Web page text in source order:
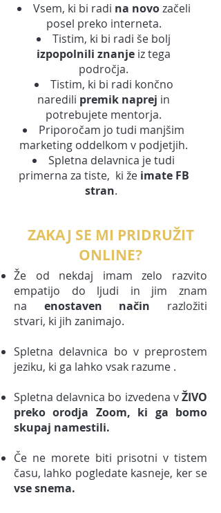
Vsem, ki bi radi na novozačeli
posel preko interneta.
Tistim, ki bi radi še bolj
izpopolnili znanje iz tega
področja.
Tistim, ki bi radi končno
naredili premik naprej in
potrebujete mentorja.
Priporočam jo tudi manjšim
marketing oddelkom v podjetjih.
Spletna delavnica je tudi
primerna za tiste, ki žeimate FB
stran.
ZAKAJ SE MI PRIDRUŽIT
ONLINE?
Že od nekdaj imam zelo razvito
empatijo do ljudi in jim znam
na enostaven način razložiti
stvari, ki jih zanimajo.
Spletna delavnica bo v preprostem
jeziku, ki ga lahko vsak razume .
Spletna delavnica bo izvedena vŽIVO
preko orodja Zoom, ki ga bomo
skupaj namestili.
Če ne morete biti prisotni v tistem
času, lahko pogledate kasneje, ker se
vse snema.